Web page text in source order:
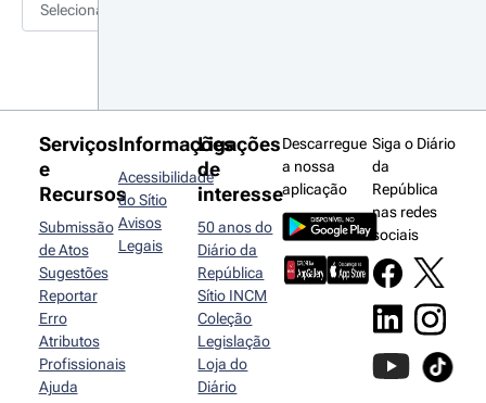
Selecionar
Serviços
e
Recursos
Submissão
de Atos
Sugestões
Reportar
Erro
Atributos
Profissionais
Ajuda
Informações
Acessibilidade
do Sítio
Avisos
Legais
Ligações
de
interesse
50 anos do
Diário da
República
Sítio INCM
Coleção
Legislação
Loja do
Diário
Descarregue
a nossa
aplicação
Siga o Diário
da
República
nas redes
sociais